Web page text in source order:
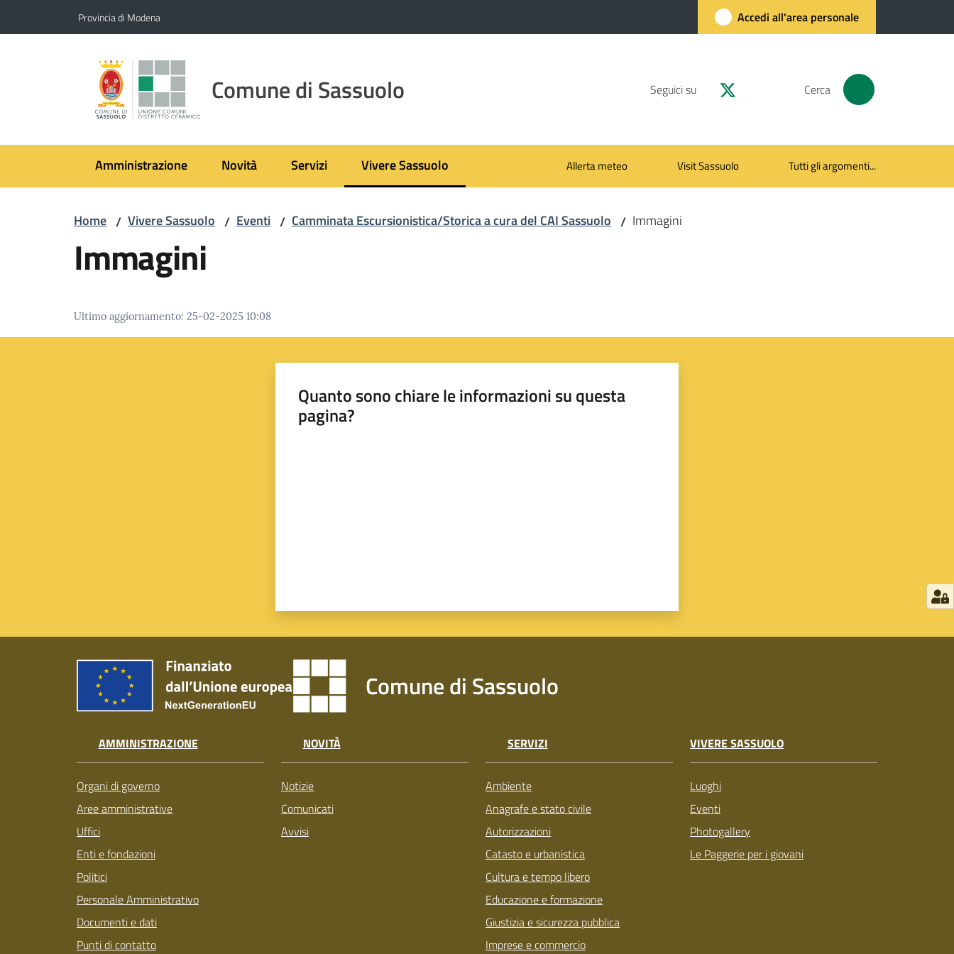
Provincia di Modena Accedi all'area personale
Comune di Sassuolo Seguici su Cerca
Amministrazione Novità Servizi Vivere Sassuolo
Menu selezionato Allerta meteo Visit Sassuolo Tutti gli argomenti...
Home / Vivere Sassuolo / Eventi / Camminata Escursionistica/Storica a cura del CAI Sassuolo / Immagini
Immagini
Ultimo aggiornamento: 25-02-2025 10:08
Quanto sono chiare le informazioni su questa
pagina?
Comune di Sassuolo
AMMINISTRAZIONE
Organi di governo
Aree amministrative
Uffici
Enti e fondazioni
Politici
Personale Amministrativo
Documenti e dati
Punti di contatto
NOVITÀ
Notizie
Comunicati
Avvisi
SERVIZI
Ambiente
Anagrafe e stato civile
Autorizzazioni
Catasto e urbanistica
Cultura e tempo libero
Educazione e formazione
Giustizia e sicurezza pubblica
Imprese e commercio
VIVERE SASSUOLO
Luoghi
Eventi
Photogallery
Le Paggerie per i giovani